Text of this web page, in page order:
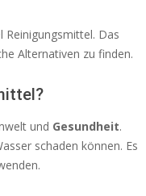
Reinigungsmittel. Das
Alternativen zu finden.
und Gesundheit.
schaden können. Es